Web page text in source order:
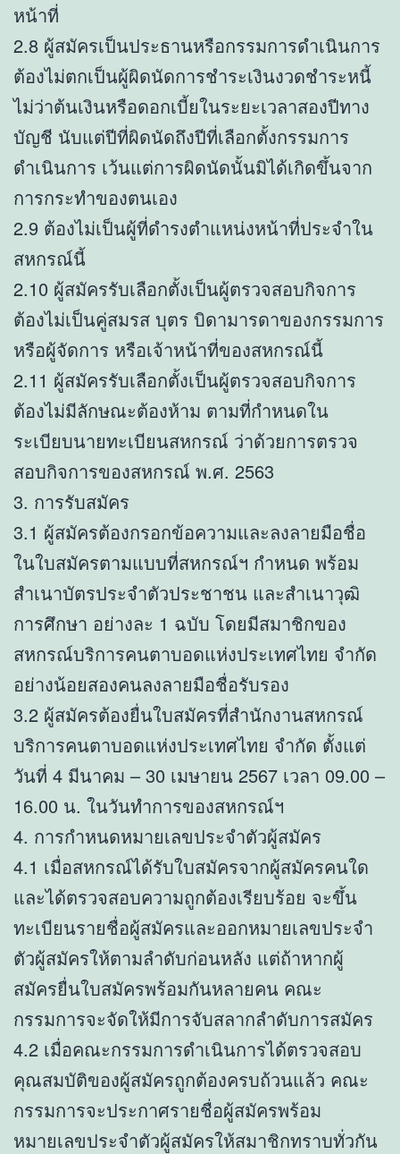
หน้าที่
2.8 ผู้สมัครเป็นประธานหรือกรรมการดำเนินการ
ต้องไม่ตกเป็นผู้ผิดนัดการชำระเงินงวดชำระหนี้
ไม่ว่าต้นเงินหรือดอกเบี้ยในระยะเวลาสองปีทาง
บัญชี นับแต่ปีที่ผิดนัดถึงปีที่เลือกตั้งกรรมการ
ดำเนินการ เว้นแต่การผิดนัดนั้นมิได้เกิดขึ้นจาก
การกระทำของตนเอง
2.9 ต้องไม่เป็นผู้ที่ดำรงตำแหน่งหน้าที่ประจำใน
สหกรณ์นี้
2.10 ผู้สมัครรับเลือกตั้งเป็นผู้ตรวจสอบกิจการ
ต้องไม่เป็นคู่สมรส บุตร บิดามารดาของกรรมการ
หรือผู้จัดการ หรือเจ้าหน้าที่ของสหกรณ์นี้
2.11 ผู้สมัครรับเลือกตั้งเป็นผู้ตรวจสอบกิจการ
ต้องไม่มีลักษณะต้องห้าม ตามที่กำหนดใน
ระเบียบนายทะเบียนสหกรณ์ ว่าด้วยการตรวจ
สอบกิจการของสหกรณ์ พ.ศ. 2563
3. การรับสมัคร
3.1 ผู้สมัครต้องกรอกข้อความและลงลายมือชื่อ
ในใบสมัครตามแบบที่สหกรณ์ฯ กำหนด พร้อม
สำเนาบัตรประจำตัวประชาชน และสำเนาวุฒิ
การศึกษา อย่างละ 1 ฉบับ โดยมีสมาชิกของ
สหกรณ์บริการคนตาบอดแห่งประเทศไทย จำกัด
อย่างน้อยสองคนลงลายมือชื่อรับรอง
3.2 ผู้สมัครต้องยื่นใบสมัครที่สำนักงานสหกรณ์
บริการคนตาบอดแห่งประเทศไทย จำกัด ตั้งแต่
วันที่ 4 มีนาคม – 30 เมษายน 2567 เวลา 09.00 –
16.00 น. ในวันทำการของสหกรณ์ฯ
4. การกำหนดหมายเลขประจำตัวผู้สมัคร
4.1 เมื่อสหกรณ์ได้รับใบสมัครจากผู้สมัครคนใด
และได้ตรวจสอบความถูกต้องเรียบร้อย จะขึ้น
ทะเบียนรายชื่อผู้สมัครและออกหมายเลขประจำ
ตัวผู้สมัครให้ตามลำดับก่อนหลัง แต่ถ้าหากผู้
สมัครยื่นใบสมัครพร้อมกันหลายคน คณะ
กรรมการจะจัดให้มีการจับสลากลำดับการสมัคร
4.2 เมื่อคณะกรรมการดำเนินการได้ตรวจสอบ
คุณสมบัติของผู้สมัครถูกต้องครบถ้วนแล้ว คณะ
กรรมการจะประกาศรายชื่อผู้สมัครพร้อม
หมายเลขประจำตัวผู้สมัครให้สมาชิกทราบทั่วกัน